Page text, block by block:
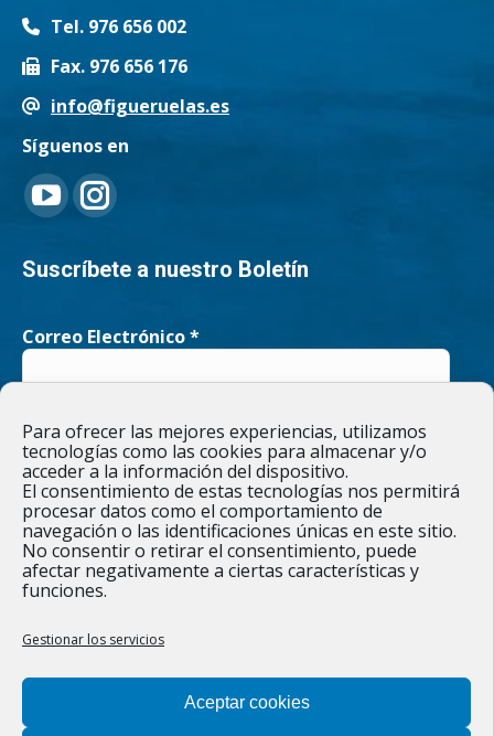
Para ofrecer las mejores experiencias, utilizamos
tecnologías como las cookies para almacenar y/o
acceder a la información del dispositivo.
El consentimiento de estas tecnologías nos permitirá
procesar datos como el comportamiento de
navegación o las identificaciones únicas en este sitio.
No consentir o retirar el consentimiento, puede
afectar negativamente a ciertas características y
funciones.
Gestionar los servicios
Aceptar cookies
Tel. 976 656 002
Fax. 976 656 176
info@figueruelas.es
Síguenos en
Encuéntranos en:
YouTube
page
in
window
Instagram
page
in
window
Suscríbete a nuestro Boletín
Correo Electrónico*
He leído y acepto laPolítica de privacidad
Responsable » Ayuntamiento de Figueruelas / Finalidad » enviarte
nuestras publicaciones y noticias. / Legitimación » tu
consentimiento. / Destinatarios » solo se realizan cesiones si
existe una obligación legal. / Derechos » podrás ejercer tus
como se indica en laPolítica de privacidad